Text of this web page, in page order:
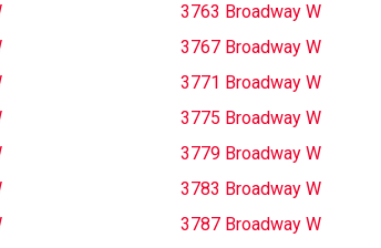
3763 Broadway W
3767 Broadway W
3771 Broadway W
3775 Broadway W
3779 Broadway W
3783 Broadway W
3787 Broadway W